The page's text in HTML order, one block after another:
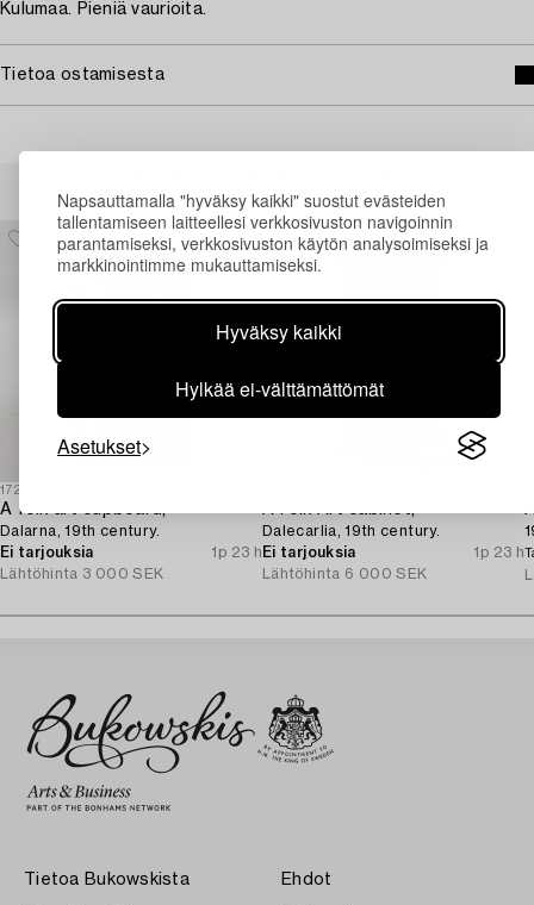
Napsauttamalla "hyväksy kaikki" suostut evästeiden
tallentamiseen laitteellesi verkkosivuston navigoinnin
parantamiseksi, verkkosivuston käytön analysoimiseksi ja
markkinointimme mukauttamiseksi.
Hyväksy kaikki
Hylkää ei-välttämättömät
Asetukset
Kulumaa. Pieniä vaurioita.
Tietoa ostamisesta
1729438
A folk art cupboard,
Dalarna, 19th century.
Ei tarjouksia
1p 23 h
Lähtöhinta 3 000 SEK
A Folk Art cabinet,
Dalecarlia, 19th century.
Ei tarjouksia
1p 23 h
Lähtöhinta 6 000 SEK
Tietoa Bukowskista Ehdot